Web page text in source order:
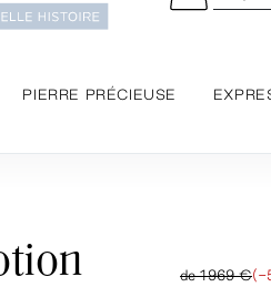
PIERRE PRÉCIEUSE
de1 969 €(-